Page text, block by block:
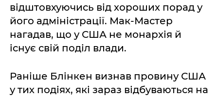
відштовхуючись від хороших порад у
його адміністрації. Мак-Мастер
нагадав, що у США не монархія й
існує свій поділ влади.
Раніше Блінкен визнав провину США
у тих подіях, які зараз відбуваються на